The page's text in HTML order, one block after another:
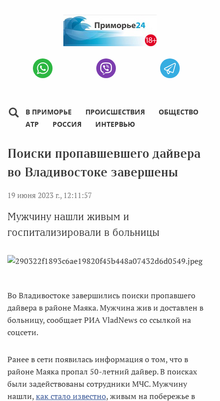
В ПРИМОРЬЕ ПРОИСШЕСТВИЯ
ОБЩЕСТВО
АТР
РОССИЯ ИНТЕРВЬЮ
Поиски пропавшевшего дайвера
во Владивостоке завершены
19 июня 2023 г., 12:11:57
Мужчину нашли живым и
госпитализировали в больницы
Во Владивостоке завершились поиски пропавшего
дайвера в районе Маяка. Мужчина жив и доставлен в
больницу, сообщает РИА VladNews со ссылкой на
соцсети.
Ранее в сети появилась информация о том, что в
районе Маяка пропал 50-летний дайвер. В поисках
были задействованы сотрудники МЧС. Мужчину
нашли,как стало известно, живым на побережье в